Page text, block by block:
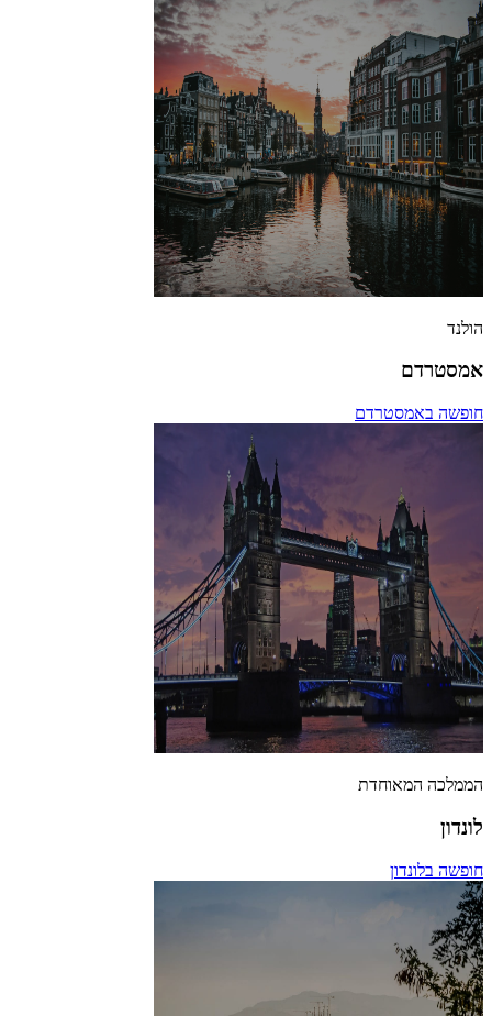
הולנד
אמסטרדם
חופשה באמסטרדם
הממלכה המאוחדת
לונדון
חופשה בלונדון